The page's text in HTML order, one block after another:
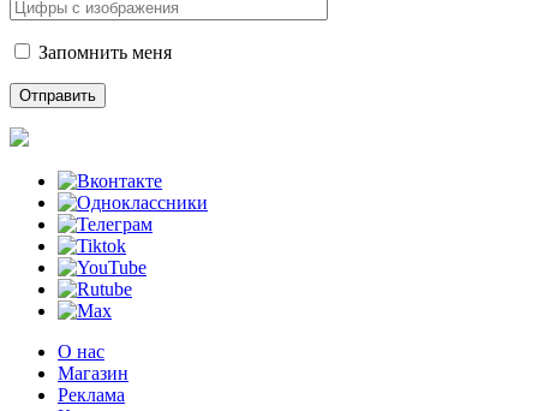
Запомнить меня
О нас
Магазин
Реклама